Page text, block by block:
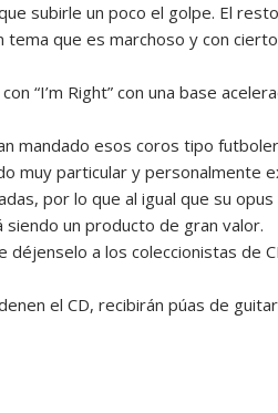
subirle un poco el golpe. El
tema que es marchoso y con
“I’m Right” con una base
mandado esos coros tipo
muy particular y personalmente
por lo que al igual que su
un producto de gran valor.
a los coleccionistas de
el CD, recibirán púas de